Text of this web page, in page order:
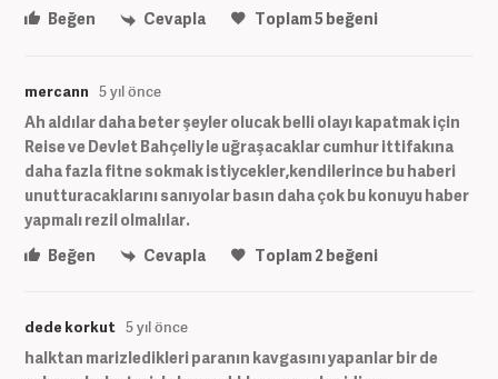
Beğen
Cevapla Toplam5beğeni
mercann 5 yıl önce
Ah aldılar daha beter şeyler olucak belli olayı kapatmak için
Reise ve Devlet Bahçeliy le uğraşacaklar cumhur ittifakına
daha fazla fitne sokmak istiycekler,kendilerince bu haberi
unutturacaklarını sanıyolar basın daha çok bu konuyu haber
yapmalı rezil olmalılar.
Beğen
Cevapla Toplam2 beğeni
dede korkut 5 yıl önce
halktan marizledikleri paranın kavgasını yapanlar bir de